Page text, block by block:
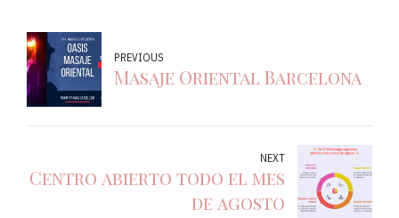
PREVIOUS
Masaje Oriental Barcelona
NEXT
Centro abierto todo el mes
de agosto